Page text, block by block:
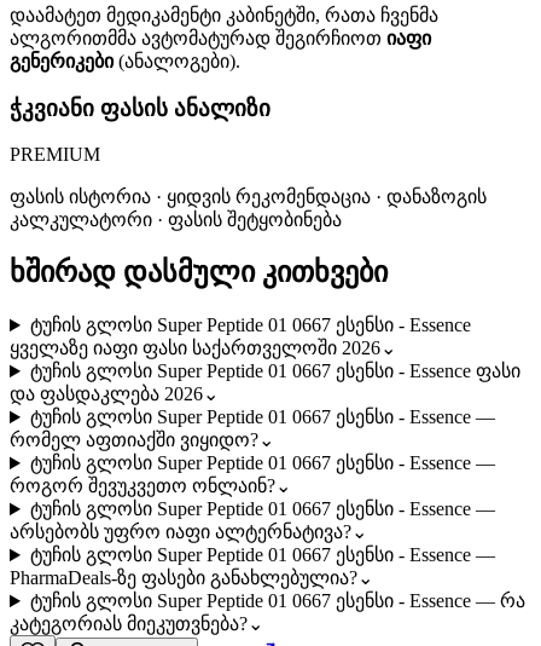
დაამატეთ მედიკამენტი კაბინეტში, რათა ჩვენმა
ალგორითმმა ავტომატურად შეგირჩიოთ იაფი
გენერიკები(ანალოგები).
ჭკვიანი ფასის ანალიზი
PREMIUM
ფასის ისტორია · ყიდვის რეკომენდაცია · დანაზოგის
კალკულატორი · ფასის შეტყობინება
ხშირად დასმული კითხვები
ტუჩის გლოსი Super Peptide 01 0667 ესენსი - Essence
ყველაზე იაფი ფასი საქართველოში 2026⌄
ტუჩის გლოსი Super Peptide 01 0667 ესენსი - Essence ფასი
და ფასდაკლება 2026⌄
ტუჩის გლოსი Super Peptide 01 0667 ესენსი - Essence —
რომელ აფთიაქში ვიყიდო?⌄
ტუჩის გლოსი Super Peptide 01 0667 ესენსი - Essence —
როგორ შევუკვეთო ონლაინ?⌄
ტუჩის გლოსი Super Peptide 01 0667 ესენსი - Essence —
არსებობს უფრო იაფი ალტერნატივა?⌄
ტუჩის გლოსი Super Peptide 01 0667 ესენსი - Essence —
PharmaDeals-ზე ფასები განახლებულია?⌄
ტუჩის გლოსი Super Peptide 01 0667 ესენსი - Essence — რა
კატეგორიას მიეკუთვნება?⌄